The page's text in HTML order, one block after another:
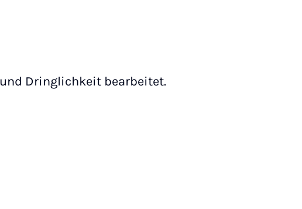
Dringlichkeit bearbeitet.